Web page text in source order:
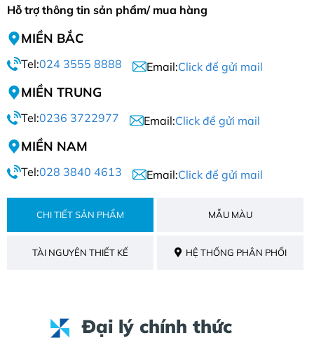
Hỗ trợ thông tin sản phẩm/ mua hàng
MIỀN BẮC
Tel:024 3555 8888 Email:Click để gửi mail
MIỀN TRUNG
Tel:0236 3722977 Email:Click để gửi mail
MIỀN NAM
Tel:028 3840 4613 Email:Click để gửi mail
CHI TIẾT SẢN PHẨM MẪU MÀU
TÀI NGUYÊN THIẾT KẾ HỆ THỐNG PHÂN PHỐI
Đại lý chính thức